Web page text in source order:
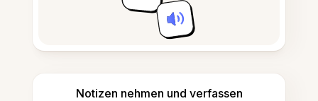
Notizen nehmen und verfassen